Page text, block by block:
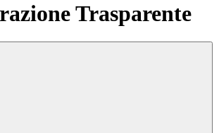
Trasparente